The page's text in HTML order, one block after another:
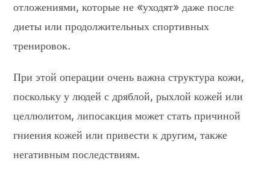
отложениями, которые не «уходят» даже после
диеты или продолжительных спортивных
тренировок.
При этой операции очень важна структура кожи,
поскольку у людей с дряблой, рыхлой кожей или
целлюлитом, липосакция может стать причиной
гниения кожей или привести к другим, также
негативным последствиям.